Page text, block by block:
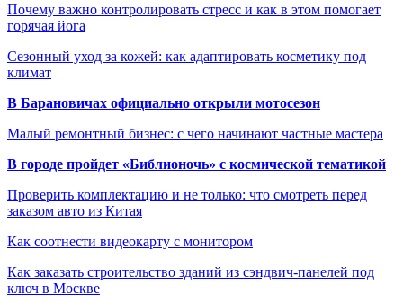
Почему важно контролировать стресс и как в этом помогает
горячая йога
Сезонный уход за кожей: как адаптировать косметику под
климат
В Барановичах официально открыли мотосезон
Малый ремонтный бизнес: с чего начинают частные мастера
В городе пройдет «Библионочь» с космической тематикой
Проверить комплектацию и не только: что смотреть перед
заказом авто из Китая
Как соотнести видеокарту с монитором
Как заказать строительство зданий из сэндвич-панелей под
ключ в Москве